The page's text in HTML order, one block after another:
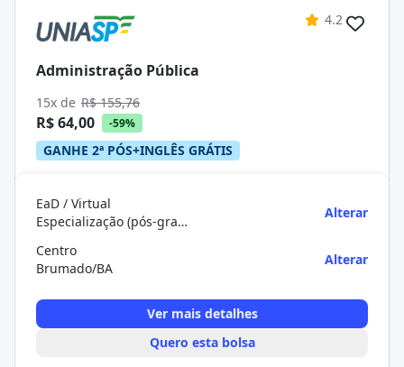
4.2
Administração Pública
15x de R$ 155,76
R$ 64,00 -59%
GANHE 2ª PÓS+INGLÊS GRÁTIS
EaD / Virtual
Especialização (pós-graduação)
Alterar
Centro
Brumado/BA
Alterar
Ver mais detalhes
Quero esta bolsa